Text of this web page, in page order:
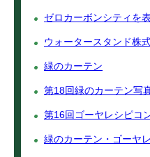
ゼロカーボンシティを
ウォータースタンド株
緑のカーテン
第18回緑のカーテン
第16回ゴーヤレシピ
緑のカーテン・ゴーヤ